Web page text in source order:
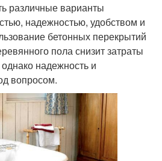
различные варианты
надежностью, удобством и
бетонных перекрытий
пола снизит затраты
надежность и
вопросом.